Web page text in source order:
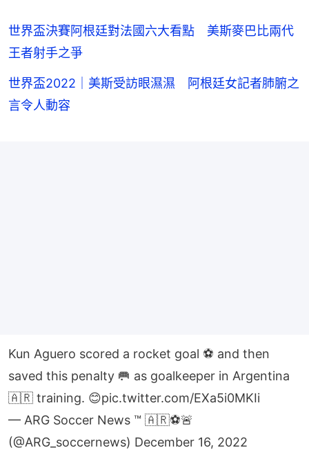
世界盃決賽阿根廷對法國六大看點 美斯麥巴比兩代
王者射手之爭
世界盃2022｜美斯受訪眼濕濕 阿根廷女記者肺腑之
言令人動容
Kun Aguero scored a rocket goal ⚽ and then
saved this penalty 🥅 as goalkeeper in Argentina
🇦🇷 training. 😊pic.twitter.com/EXa5i0MKIi
— ARG Soccer News ™ 🇦🇷⚽🚨
(@ARG_soccernews) December 16, 2022